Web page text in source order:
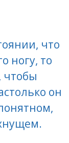
что
ногу, то
чтобы
он